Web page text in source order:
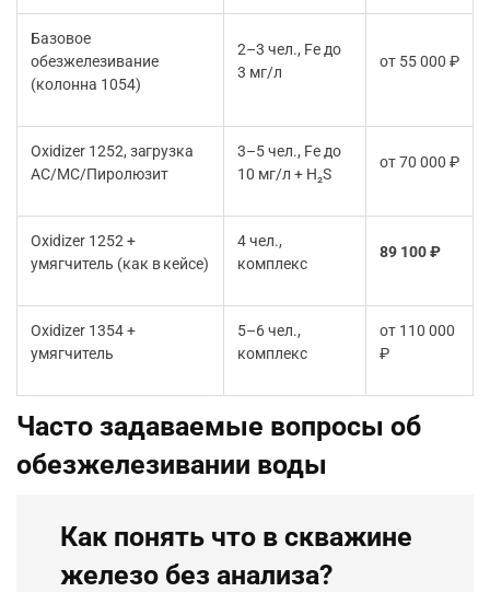
Базовое
обезжелезивание
(колонна 1054)
2–3 чел., Fe до
3 мг/л
от 55 000 ₽
Oxidizer 1252, загрузка
АС/МС/Пиролюзит
3–5 чел., Fe до
10 мг/л + H₂S
от 70 000 ₽
Oxidizer 1252 +
умягчитель (как в кейсе)
4 чел.,
комплекс
89 100 ₽
Oxidizer 1354 +
умягчитель
5–6 чел.,
комплекс
от 110 000
₽
Часто задаваемые вопросы об
обезжелезивании воды
Как понять что в скважине
железо без анализа?